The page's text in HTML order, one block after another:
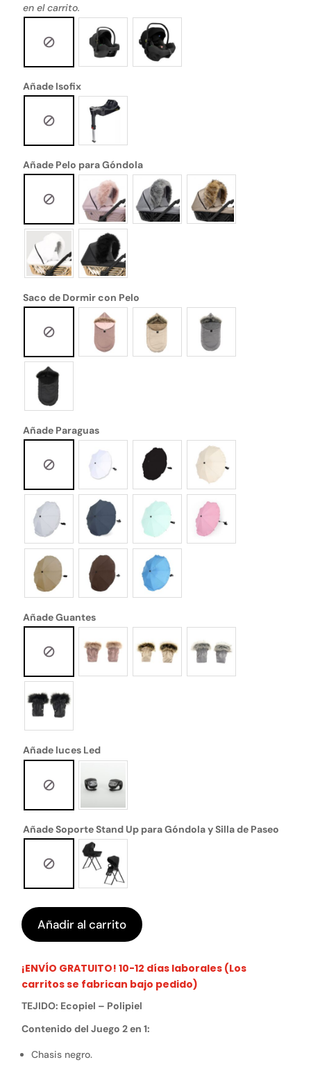
en el carrito.
Añade Isofix
Añade Pelo para Góndola
Saco de Dormir con Pelo
Añade Paraguas
Añade Guantes
Añade luces Led
Añade Soporte Stand Up para Góndola y Silla de Paseo
Añadir al carrito
¡ENVÍO GRATUITO! 10-12 días laborales (Los
carritos se fabrican bajo pedido)
TEJIDO: Ecopiel – Polipiel
Contenido del Juego 2 en 1:
Chasis negro.